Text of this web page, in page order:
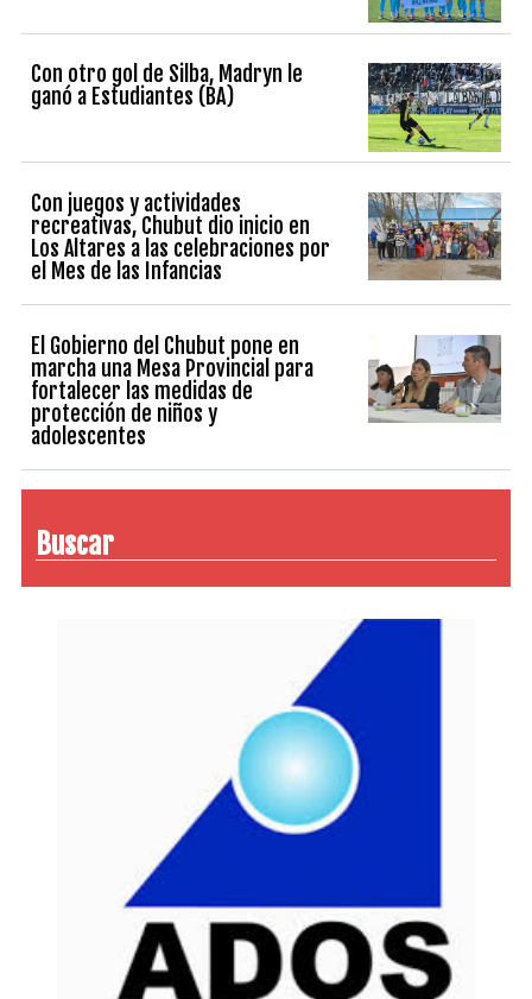
Con otro gol de Silba, Madryn le
ganó a Estudiantes (BA)
Con juegos y actividades
recreativas, Chubut dio inicio en
Los Altares a las celebraciones por
el Mes de las Infancias
El Gobierno del Chubut pone en
marcha una Mesa Provincial para
fortalecer las medidas de
protección de niños y
adolescentes
Buscar